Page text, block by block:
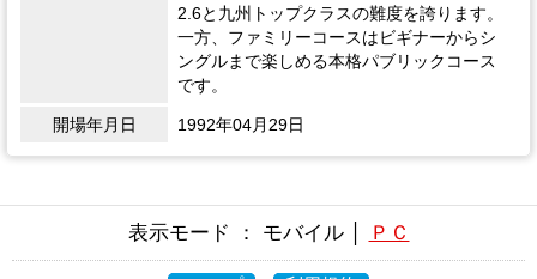
2.6と九州トップクラスの難度を誇ります。
一方、ファミリーコースはビギナーからシ
ングルまで楽しめる本格パブリックコース
です。
開場年月日 1992年04月29日
表示モード ： モバイル │ ＰＣ